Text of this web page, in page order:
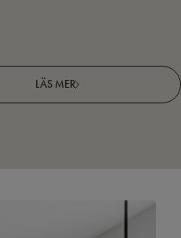
LÄS MER